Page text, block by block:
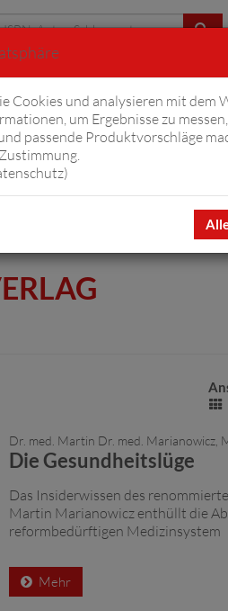
Komplizen
Dr. med. Martin Dr. med. Marianowicz,
Die Gesundheitslüge
Das Insiderwissen des
Martin Marianowicz enthüllt die
reformbedürftigen Medizinsystem
Mehr
Cookies und analysieren mit dem
um Ergebnisse zu
passende Produktvorschläge
)